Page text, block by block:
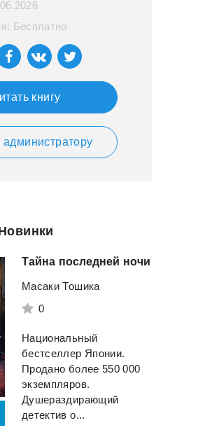
Бесплатно
книгу
Тайна последней ночи
Масаки Тошика
0
Национальный
бестселлер Японии.
Продано более 550 000
экземпляров.
Душераздирающий
детектив о...